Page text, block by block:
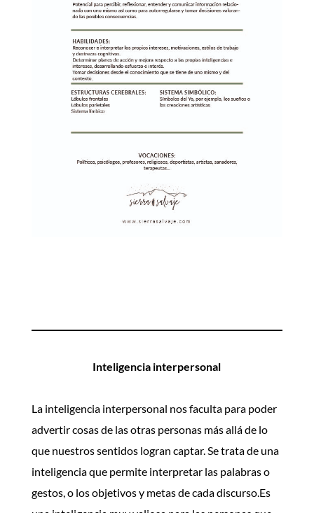
Inteligencia interpersonal
La inteligencia interpersonal nos faculta para poder
advertir cosas de las otras personas más allá de lo
que nuestros sentidos logran captar. Se trata de una
inteligencia que permite interpretar las palabras o
gestos, o los objetivos y metas de cada discurso.Es